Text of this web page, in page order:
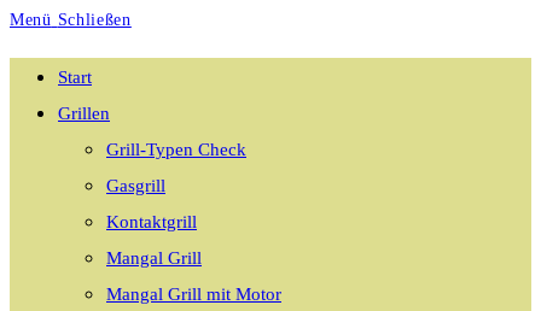
Menü Schließen
Start
Grillen
Grill-Typen Check
Gasgrill
Kontaktgrill
Mangal Grill
Mangal Grill mit Motor